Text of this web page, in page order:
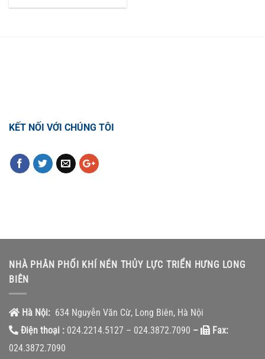
KẾT NỐI VỚI CHÚNG TÔI
NHÀ PHÂN PHỐI KHÍ NÉN THỦY LỰC TRIỂN HƯNG LONG
BIÊN
Hà Nội: 634 Nguyễn Văn Cừ, Long Biên, Hà Nội
Điện thoại : 024.2214.5127 – 024.3872.7090 –
Fax:
024.3872.7090